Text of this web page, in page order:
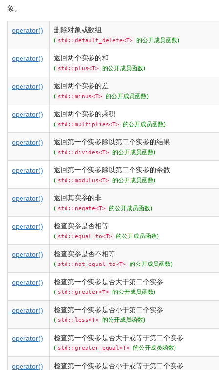
象。
operator() 删除对象或数组
( std::default_delete<T> 的公开成员函数)
operator() 返回两个实参的和
( std::plus<T> 的公开成员函数)
operator() 返回两个实参的差
( std::minus<T> 的公开成员函数)
operator() 返回两个实参的乘积
( std::multiplies<T> 的公开成员函数)
operator() 返回第一个实参除以第二个实参的结果
( std::divides<T> 的公开成员函数)
operator() 返回第一个实参除以第二个实参的余数
( std::modulus<T> 的公开成员函数)
operator() 返回其实参的非
( std::negate<T> 的公开成员函数)
operator() 检查实参是否相等
( std::equal_to<T> 的公开成员函数)
operator() 检查实参是否不相等
( std::not_equal_to<T> 的公开成员函数)
operator() 检查第一个实参是否大于第二个实参
( std::greater<T> 的公开成员函数)
operator() 检查第一个实参是否小于第二个实参
( std::less<T> 的公开成员函数)
operator() 检查第一个实参是否大于或等于第二个实参
( std::greater_equal<T> 的公开成员函数)
operator() 检查第一个实参是否小于或等于第二个实参